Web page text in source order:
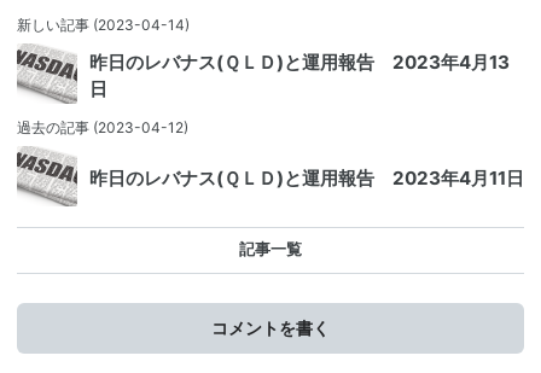
新しい記事 (2023-04-14)
昨日のレバナス(ＱＬＤ)と運用報告 2023年4月13
日
過去の記事 (2023-04-12)
昨日のレバナス(ＱＬＤ)と運用報告 2023年4月11日
記事一覧
コメントを書く